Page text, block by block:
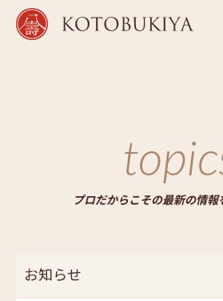
プロだからこその最新の情報
お知らせ